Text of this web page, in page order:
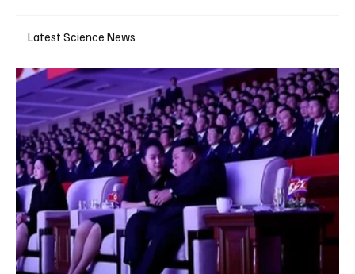
Latest Science News